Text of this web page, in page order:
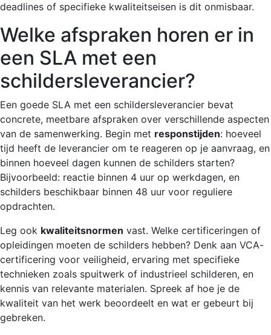
deadlines of specifieke kwaliteitseisen is dit onmisbaar.
Welke afspraken horen er in
een SLA met een
schildersleverancier?
Een goede SLA met een schildersleverancier bevat
concrete, meetbare afspraken over verschillende aspecten
van de samenwerking. Begin met responstijden: hoeveel
tijd heeft de leverancier om te reageren op je aanvraag, en
binnen hoeveel dagen kunnen de schilders starten?
Bijvoorbeeld: reactie binnen 4 uur op werkdagen, en
schilders beschikbaar binnen 48 uur voor reguliere
opdrachten.
Leg ook kwaliteitsnormen vast. Welke certificeringen of
opleidingen moeten de schilders hebben? Denk aan VCA-
certificering voor veiligheid, ervaring met specifieke
technieken zoals spuitwerk of industrieel schilderen, en
kennis van relevante materialen. Spreek af hoe je de
kwaliteit van het werk beoordeelt en wat er gebeurt bij
gebreken.